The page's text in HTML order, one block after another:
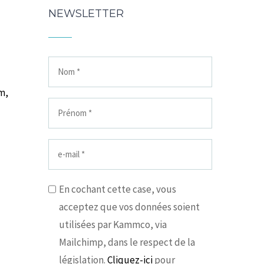
NEWSLETTER
En cochant cette case, vous
acceptez que vos données soient
utilisées par Kammco, via
Mailchimp, dans le respect de la
législation.Cliquez-icipour